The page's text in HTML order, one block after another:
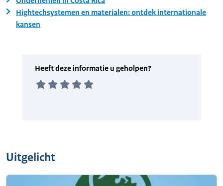
Hightechsystemen en materialen: ontdek internationale
kansen
Uitgelicht